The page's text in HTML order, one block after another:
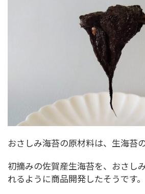
おさしみ海苔の原材料は、生海苔の
初摘みの佐賀産生海苔を、おさし
れるように商品開発したそうです。